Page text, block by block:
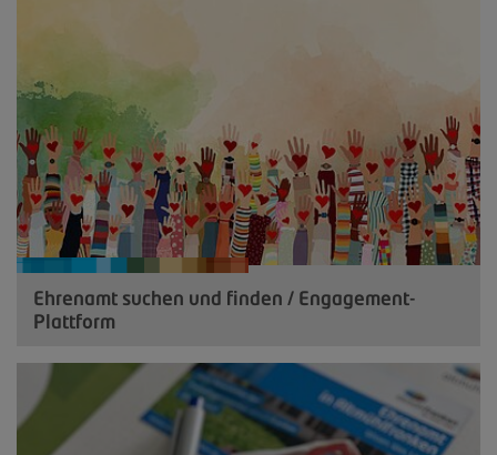
Ehrenamt suchen und finden / Engagement-
Plattform